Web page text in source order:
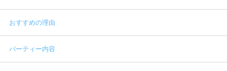
おすすめの理由
パーティー内容